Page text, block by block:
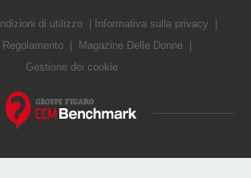
di utilizzo
Informativa sulla privacy
Regolamento
Magazine Delle Donne
Gestione dei cookie